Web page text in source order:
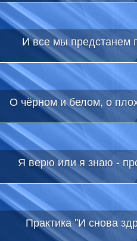
И все мы предстанем
О чёрном и белом, о
Я верю или я знаю -
Практика "И снова